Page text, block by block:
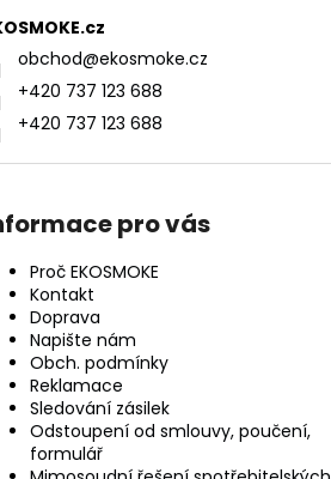
obchod@ekosmoke.cz
+420 737 123 688
+420 737 123 688
pro vás
Proč EKOSMOKE
Kontakt
Doprava
Napište nám
Obch. podmínky
Reklamace
Sledování zásilek
Odstoupení od smlouvy, poučení,
formulář